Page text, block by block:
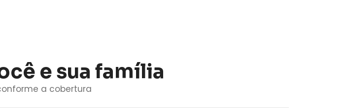
e sua família
a cobertura